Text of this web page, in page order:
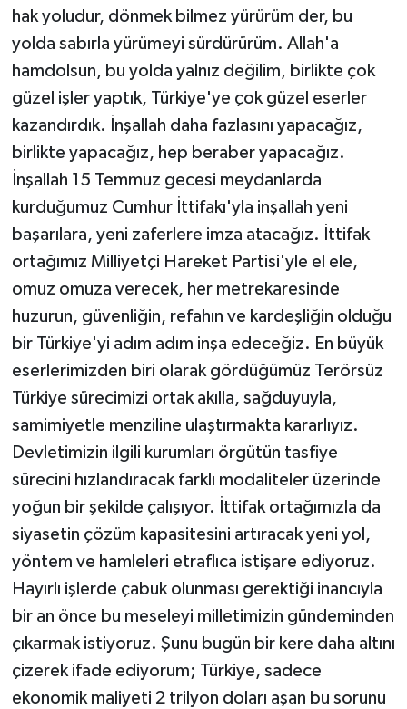
hak yoludur, dönmek bilmez yürürüm der, bu
yolda sabırla yürümeyi sürdürürüm. Allah'a
hamdolsun, bu yolda yalnız değilim, birlikte çok
güzel işler yaptık, Türkiye'ye çok güzel eserler
kazandırdık. İnşallah daha fazlasını yapacağız,
birlikte yapacağız, hep beraber yapacağız.
İnşallah 15 Temmuz gecesi meydanlarda
kurduğumuz Cumhur İttifakı'yla inşallah yeni
başarılara, yeni zaferlere imza atacağız. İttifak
ortağımız Milliyetçi Hareket Partisi'yle el ele,
omuz omuza verecek, her metrekaresinde
huzurun, güvenliğin, refahın ve kardeşliğin olduğu
bir Türkiye'yi adım adım inşa edeceğiz. En büyük
eserlerimizden biri olarak gördüğümüz Terörsüz
Türkiye sürecimizi ortak akılla, sağduyuyla,
samimiyetle menziline ulaştırmakta kararlıyız.
Devletimizin ilgili kurumları örgütün tasfiye
sürecini hızlandıracak farklı modaliteler üzerinde
yoğun bir şekilde çalışıyor. İttifak ortağımızla da
siyasetin çözüm kapasitesini artıracak yeni yol,
yöntem ve hamleleri etraflıca istişare ediyoruz.
Hayırlı işlerde çabuk olunması gerektiği inancıyla
bir an önce bu meseleyi milletimizin gündeminden
çıkarmak istiyoruz. Şunu bugün bir kere daha altını
çizerek ifade ediyorum; Türkiye, sadece
ekonomik maliyeti 2 trilyon doları aşan bu sorunu